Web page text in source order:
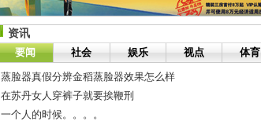
资讯
要闻
社会 娱乐 视点 体育
蒸脸器真假分辨金稻蒸脸器效果怎么样
在苏丹女人穿裤子就要挨鞭刑
一个人的时候。。。。